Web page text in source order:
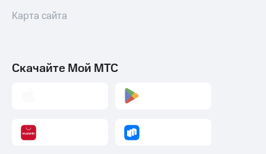
Карта сайта
Скачайте Мой МТС